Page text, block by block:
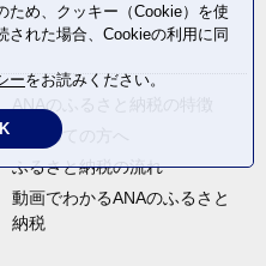
ANAのふるさと納税の特徴
はじめての方へ
ふるさと納税の流れ
動画でわかるANAのふるさと
納税
ため、クッキー（Cookie）を使
された場合、Cookieの利用に同
ーをお読みください。